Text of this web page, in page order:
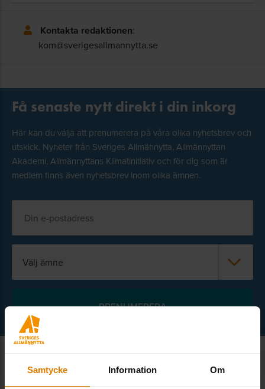
Samtycke Information Om
Kontakta redaktionen:
kom@sverigesallmannytta.se
Få senaste nytt direkt i din inkorg
Här kan du välja att prenumerera på våra olika nyhetsbrev och
utskick. Nyheter från Sveriges Allmännytta, Allmännyttan
Akademi, Allmännyttans Klimatinitiativ och för dig som är
medlem finns även nyhetsbrev inom olika ämnen.
Välj ämne